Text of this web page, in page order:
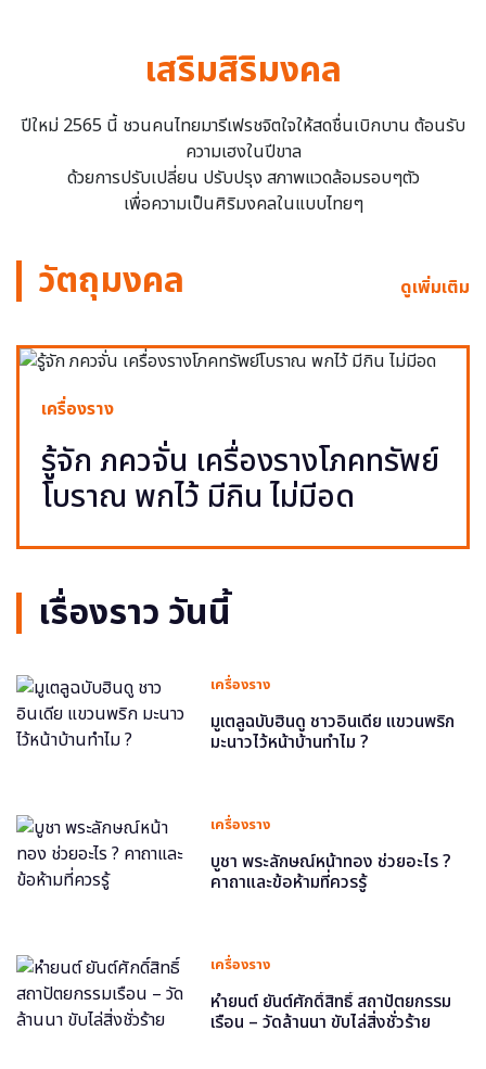
เสริมสิริมงคล
ปีใหม่ 2565 นี้ ชวนคนไทยมารีเฟรชจิตใจให้สดชื่นเบิกบาน ต้อนรับ
ความเฮงในปีขาล
ด้วยการปรับเปลี่ยน ปรับปรุง สภาพแวดล้อมรอบๆตัว
เพื่อความเป็นศิริมงคลในแบบไทยๆ
วัตถุมงคล ดูเพิ่มเติม
เครื่องราง
รู้จัก ภควจั่น เครื่องรางโภคทรัพย์
โบราณ พกไว้ มีกิน ไม่มีอด
เรื่องราว วันนี้
เครื่องราง
มูเตลูฉบับฮินดู ชาวอินเดีย แขวนพริก
มะนาวไว้หน้าบ้านทำไม ?
เครื่องราง
บูชา พระลักษณ์หน้าทอง ช่วยอะไร ?
คาถาและข้อห้ามที่ควรรู้
เครื่องราง
หำยนต์ ยันต์ศักดิ์สิทธิ์ สถาปัตยกรรม
เรือน – วัดล้านนา ขับไล่สิ่งชั่วร้าย